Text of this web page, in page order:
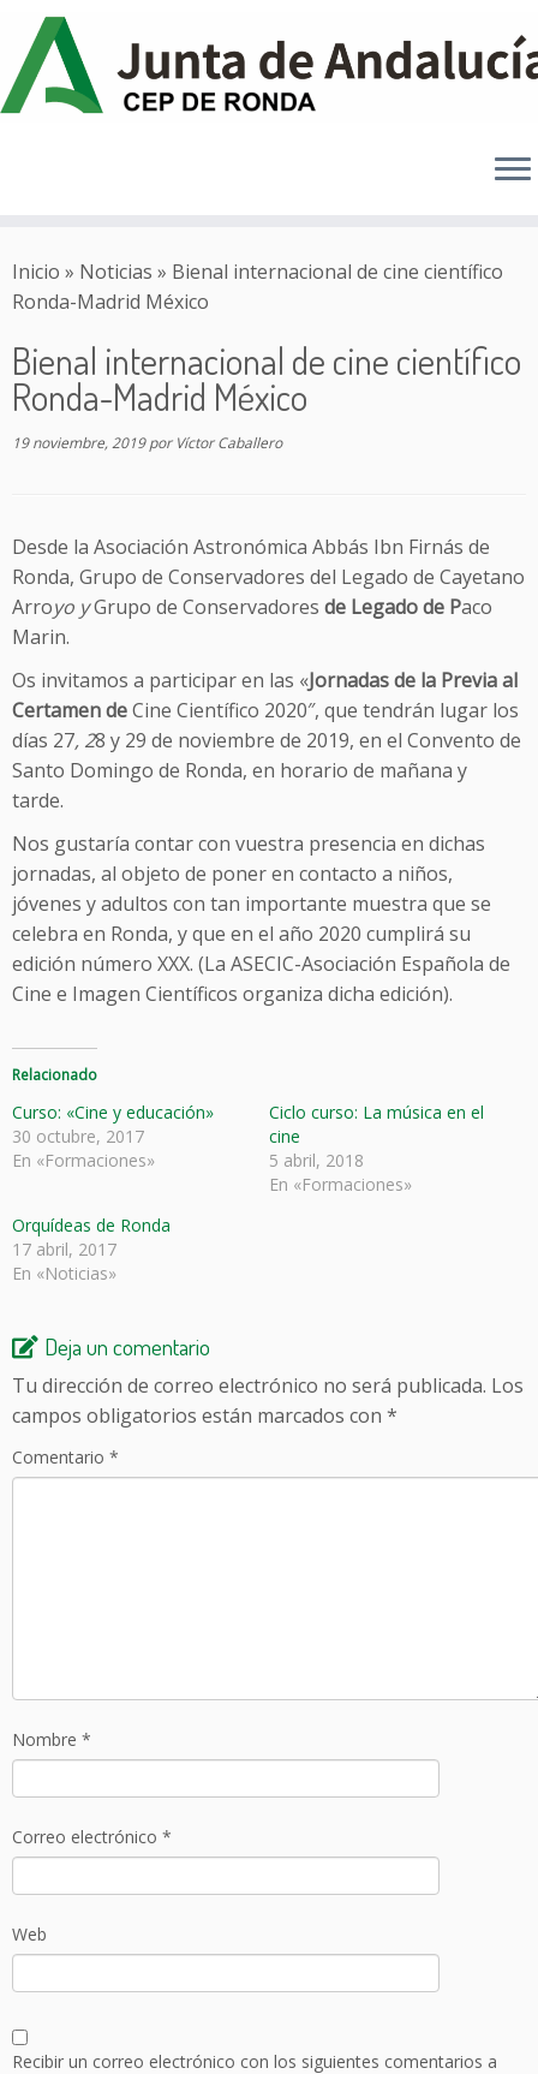
al
contenido
Inicio » Noticias » Bienal internacional de cine científico
Ronda-Madrid México
Bienal internacional de cine científico
Ronda-Madrid México
19 noviembre, 2019 por Víctor Caballero
Desde la Asociación Astronómica Abbás Ibn Firnás de
Ronda, Grupo de Conservadores del Legado de Cayetano
Arroyo yGrupo de Conservadores de Legadode Paco
Marin.
Os invitamos a participar en las «Jornadasde la Previa al
CertamendeCine Científico 2020″, que tendrán lugar los
días 27, 28 y 29 de noviembre de 2019, en el Convento de
Santo Domingo de Ronda, en horario de mañana y
tarde.
Nos gustaría contar con vuestra presencia en dichas
jornadas, al objeto de poner en contacto a niños,
jóvenes y adultos con tan importante muestra que se
celebra en Ronda, y que en el año 2020 cumplirá su
edición número XXX. (La ASECIC-Asociación Española de
Cine e Imagen Científicos organiza dicha edición).
Relacionado
Curso: «Cine y educación»
30 octubre, 2017
En «Formaciones»
Ciclo curso: La música en el
cine
5 abril, 2018
En «Formaciones»
Orquídeas de Ronda
17 abril, 2017
En «Noticias»
Deja un comentario
Tu dirección de correo electrónico no será publicada. Los
campos obligatorios están marcados con *
Comentario *
Nombre *
Correo electrónico *
Web
Recibir un correo electrónico con los siguientes comentarios a